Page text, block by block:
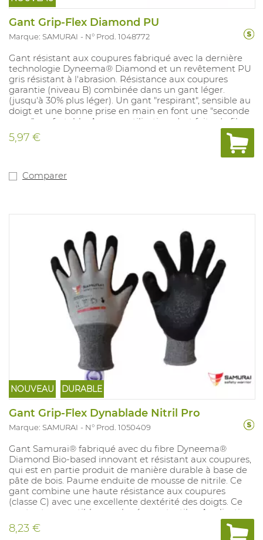
Gant Grip-Flex Diamond PU
Marque: SAMURAI N° Prod. 1048772
Gant résistant aux coupures fabriqué avec la dernière
technologie Dyneema® Diamond et un revêtement PU
gris résistant à l'abrasion. Résistance aux coupures
garantie (niveau B) combinée dans un gant léger.
(jusqu'à 30% plus léger). Un gant "respirant", sensible au
doigt et une bonne prise en main en font une "seconde
peau" confortable. Aucune utilisation n'est faite de fibre
de verre. Selon EN388: 2016: 4.4.4.2.B
5,97 €
Comparer
NOUVEAU DURABLE
Gant Grip-Flex Dynablade Nitril Pro
Marque: SAMURAI N° Prod. 1050409
Gant Samurai® fabriqué avec du fibre Dyneema®
Diamond Bio-based innovant et résistant aux coupures,
qui est en partie produit de manière durable à base de
pâte de bois. Paume enduite de mousse de nitrile. Ce
gant combine une haute résistance aux coupures
(classe C) avec une excellente dextérité des doigts. Ce
gant est compatible avec les écrans tactiles. Application
: Assemblage fin, inspection, activités logistiques,
exploitation de machines. Conforme à : EN388:2016 :
8,23 €